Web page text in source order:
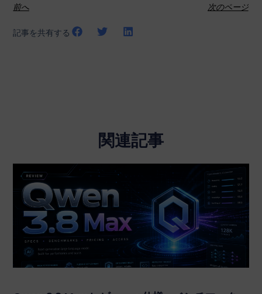
前へ 次のページ
記事を共有する
関連記事